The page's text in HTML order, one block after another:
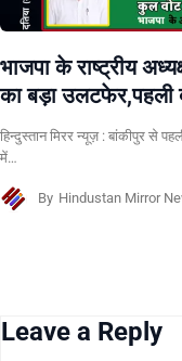
भाजपा के राष्ट्रीय
का बड़ा उलटफेर,पहली
हिन्दुस्तान मिरर न्यूज़ : बांकीपुर से
में…
By Hindustan Mirror
Leave a Reply